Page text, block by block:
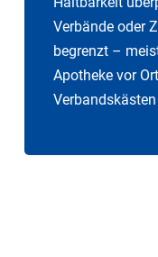
Verbände oder
begrenzt –
Apotheke vor